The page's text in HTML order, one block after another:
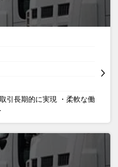
引長期的に実現 ・柔軟な働